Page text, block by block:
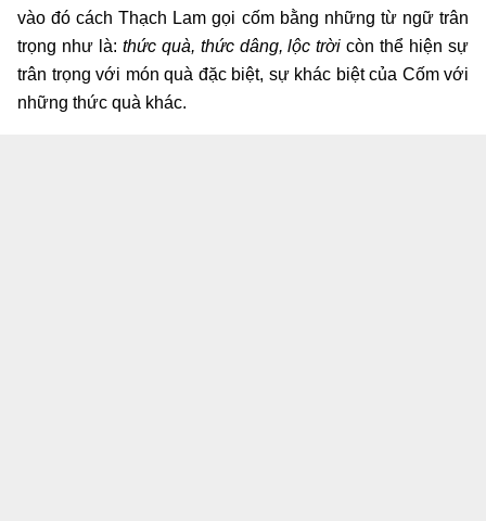
vào đó cách Thạch Lam gọi cốm bằng những từ ngữ trân
trọng như là: thức quà, thức dâng, lộc trời còn thể hiện sự
trân trọng với món quà đặc biệt, sự khác biệt của Cốm với
những thức quà khác.